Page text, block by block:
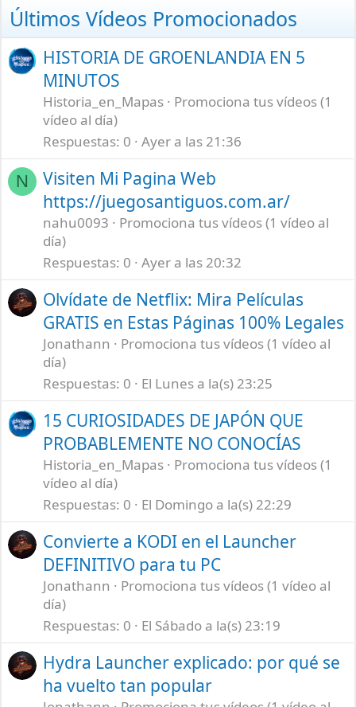
Últimos Vídeos Promocionados
HISTORIA DE GROENLANDIA EN 5
MINUTOS
Historia_en_Mapas
Promociona tus vídeos (1
vídeo al día)
Respuestas 0 Ayer a las 21:36
N
Visiten Mi Pagina Web
https://juegosantiguos.com.ar/
nahu0093
Promociona tus vídeos (1 vídeo al
día)
Respuestas 0 Ayer a las 20:32
Olvídate de Netflix: Mira Películas
GRATIS en Estas Páginas 100% Legales
Jonathann
Promociona tus vídeos (1 vídeo al
día)
Respuestas 0 El Lunes a la(s) 23:25
15 CURIOSIDADES DE JAPÓN QUE
PROBABLEMENTE NO CONOCÍAS
Historia_en_Mapas
Promociona tus vídeos (1
vídeo al día)
Respuestas 0 El Domingo a la(s) 22:29
Convierte a KODI en el Launcher
DEFINITIVO para tu PC
Jonathann
Promociona tus vídeos (1 vídeo al
día)
Respuestas 0 El Sábado a la(s) 23:19
Hydra Launcher explicado: por qué se
ha vuelto tan popular